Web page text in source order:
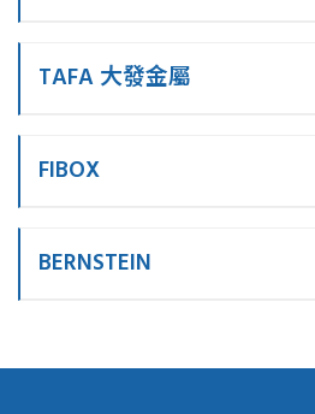
TAFA 大發金屬
FIBOX
BERNSTEIN